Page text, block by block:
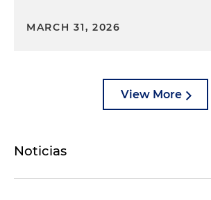
MARCH 31, 2026
View More
Noticias